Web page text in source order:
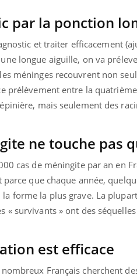
par la ponction
et traiter efficacement
longue aiguille, on va
méninges recouvrent non
prélèvement entre la
mais seulement des
ne touche pas
cas de méningite par an en
parce que chaque année,
forme la plus grave. La
« survivants » ont des
est efficace
nombreux Français cherchent
nouveau
piscine,
Nos mains
Le Ramadan
nombreuses
diabète, c'est
défis, mais ...